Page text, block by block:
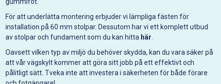
För att underlätta montering erbjuder vi lämpliga fästen för
installation på 60 mm stolpar. Dessutom har vi ett komplett utbud
av stolpar och fundament som du kan hitta här
Oavsett vilken typ av miljö du behöver skydda, kan du vara säker på
att vår vägskylt kommer att göra sitt jobb på ett effektivt och
pålitligt sätt. Tveka inte att investera i säkerheten för både förare